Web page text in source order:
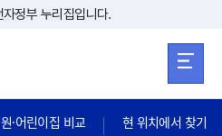
문 바로가기
정부 누리집입니다.
·어린이집 비교 현 위치에서 찾기